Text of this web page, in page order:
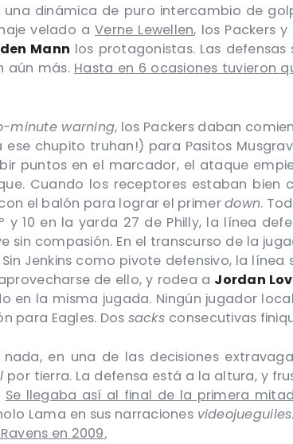
dinámica de puro intercambio de
velado aVerne Lewellen, los Packers
Mann los protagonistas. Las
aún más. Hasta en 6 ocasiones tuvieron
minute warning, los Packers daban
ese chupito truhan!) para Pasitos
puntos en el marcador, el ataque
Cuando los receptores estaban bien
el balón para lograr el primerdown.
y 10 en la yarda 27 de Philly, la línea
sin compasión. En el transcurso de la
Jenkins como pivote defensivo, la
de ello, y rodea a Jordan
en la misma jugada. Ningún jugador
para Eagles. Dos sacks consecutivas
en una de las decisiones
por tierra. La defensa está a la altura, y
Se llegaba así al final de la primera
Lama en sus narraciones videojueguiles.
en 2009.